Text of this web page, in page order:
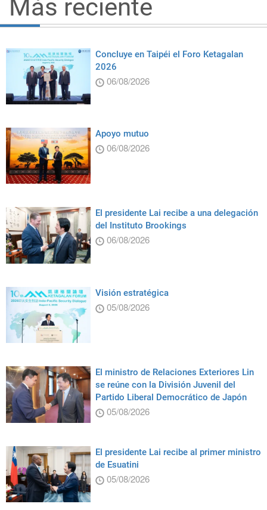
Más reciente
Concluye en Taipéi el Foro Ketagalan
2026
06/08/2026
Apoyo mutuo
06/08/2026
El presidente Lai recibe a una delegación
del Instituto Brookings
06/08/2026
Visión estratégica
05/08/2026
El ministro de Relaciones Exteriores Lin
se reúne con la División Juvenil del
Partido Liberal Democrático de Japón
05/08/2026
El presidente Lai recibe al primer ministro
de Esuatini
05/08/2026